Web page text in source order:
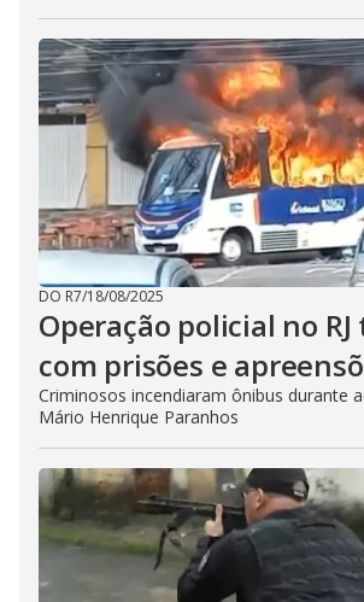
DO R7/18/08/2025
Operação policial no
com prisões e
Criminosos incendiaram ônibus durante
Mário Henrique Paranhos